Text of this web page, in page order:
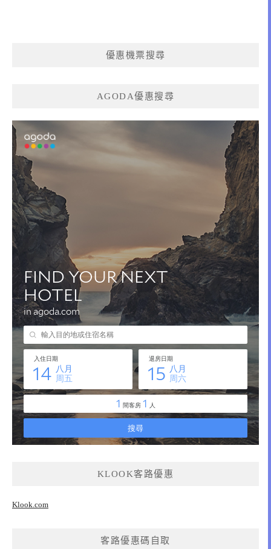
優惠機票搜尋
AGODA優惠搜尋
KLOOK客路優惠
Klook.com
客路優惠碼自取